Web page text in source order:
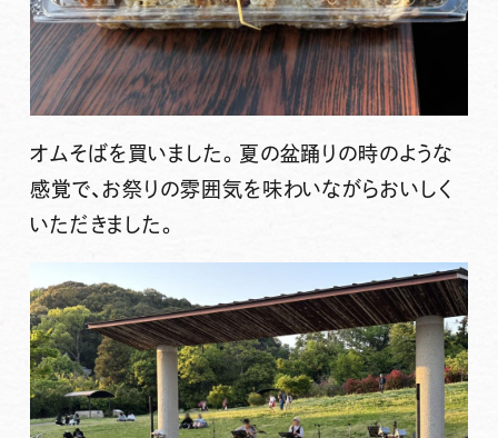
オムそばを買いました。夏の盆踊りの時のような
感覚で、お祭りの雰囲気を味わいながらおいしく
いただきました。